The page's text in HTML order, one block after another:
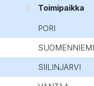
Toimipaikka
PORI
SUOMENNIEMI
SIILINJÄRVI